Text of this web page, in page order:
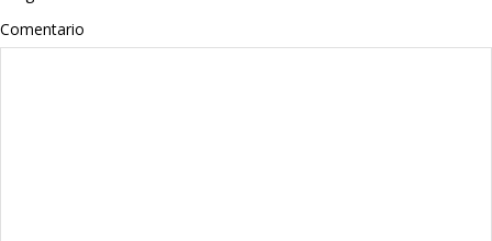
Moda
Comentario